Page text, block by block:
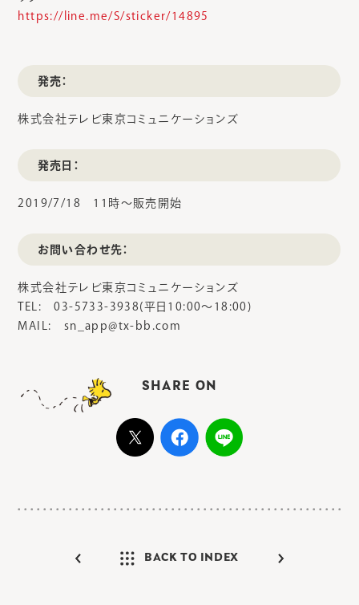
https://line.me/S/sticker/14895
発売：
株式会社テレビ東京コミュニケーションズ
発売日：
2019/7/18 11時～販売開始
お問い合わせ先：
株式会社テレビ東京コミュニケーションズ
TEL: 03-5733-3938(平日10:00～18:00)
MAIL: sn_app@tx-bb.com
SHARE ON
BACK TO INDEX